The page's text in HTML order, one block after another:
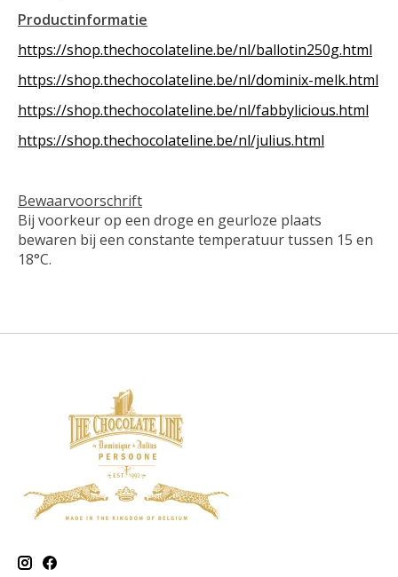
Productinformatie
https://shop.thechocolateline.be/nl/ballotin250g.html
https://shop.thechocolateline.be/nl/dominix-melk.html
https://shop.thechocolateline.be/nl/fabbylicious.html
https://shop.thechocolateline.be/nl/julius.html
Bewaarvoorschrift
Bij voorkeur op een droge en geurloze plaats
bewaren bij een constante temperatuur tussen 15 en
18°C.